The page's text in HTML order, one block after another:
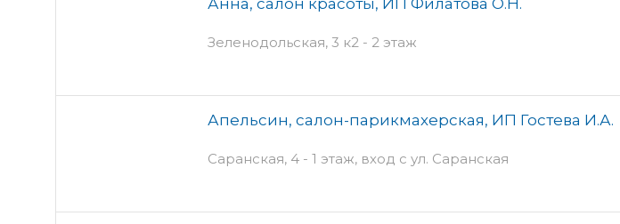
Зеленодольская, 3 к2 - 2 этаж
Апельсин, салон-парикмахерская, ИП Гостева И.А.
Саранская, 4 - 1 этаж, вход с ул. Саранская